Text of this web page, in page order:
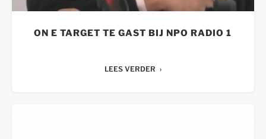
ON E TARGET TE GAST BIJ NPO RADIO 1
LEES VERDER